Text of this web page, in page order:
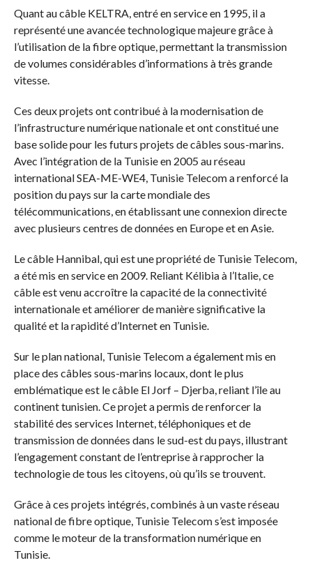
Quant au câble KELTRA, entré en service en 1995, il a
représenté une avancée technologique majeure grâce à
l’utilisation de la fibre optique, permettant la transmission
de volumes considérables d’informations à très grande
vitesse.
Ces deux projets ont contribué à la modernisation de
l’infrastructure numérique nationale et ont constitué une
base solide pour les futurs projets de câbles sous-marins.
Avec l’intégration de la Tunisie en 2005 au réseau
international SEA-ME-WE4, Tunisie Telecom a renforcé la
position du pays sur la carte mondiale des
télécommunications, en établissant une connexion directe
avec plusieurs centres de données en Europe et en Asie.
Le câble Hannibal, qui est une propriété de Tunisie Telecom,
a été mis en service en 2009. Reliant Kélibia à l’Italie, ce
câble est venu accroître la capacité de la connectivité
internationale et améliorer de manière significative la
qualité et la rapidité d’Internet en Tunisie.
Sur le plan national, Tunisie Telecom a également mis en
place des câbles sous-marins locaux, dont le plus
emblématique est le câble El Jorf – Djerba, reliant l’île au
continent tunisien. Ce projet a permis de renforcer la
stabilité des services Internet, téléphoniques et de
transmission de données dans le sud-est du pays, illustrant
l’engagement constant de l’entreprise à rapprocher la
technologie de tous les citoyens, où qu’ils se trouvent.
Grâce à ces projets intégrés, combinés à un vaste réseau
national de fibre optique, Tunisie Telecom s’est imposée
comme le moteur de la transformation numérique en
Tunisie.